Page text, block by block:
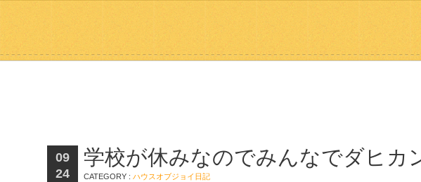
09
24
学校が休みなのでみんなでダヒカ
CATEGORY :ハウスオブジョイ日記